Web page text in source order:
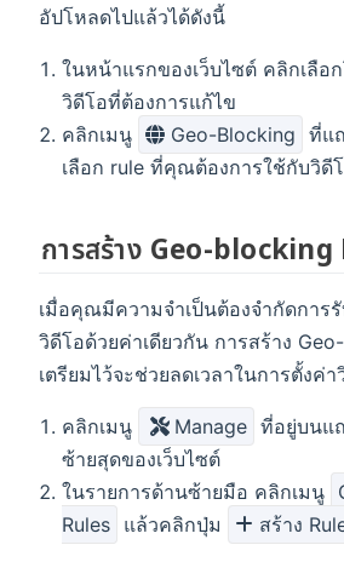
อัปโหลดไปแล้วได้ดังนี้
ในหน้าแรกของเว็บไซต์ คลิกเลือ
วิดีโอที่ต้องการแก้ไข
คลิกเมนู
Geo-Blocking ที่แ
เลือก rule ที่คุณต้องการใช้กับวิดี
การสร้าง Geo-blocking
เมื่อคุณมีความจำเป็นต้องจำกัดการ
วิดีโอด้วยค่าเดียวกัน การสร้าง
เตรียมไว้จะช่วยลดเวลาในการตั้งค่
คลิกเมนู Manage ที่อยู่บนแ
ซ้ายสุดของเว็บไซต์
ในรายการด้านซ้ายมือ คลิกเมนู
Rules แล้วคลิกปุ่ม สร้าง